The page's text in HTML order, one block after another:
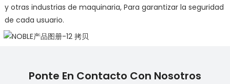
y otras industrias de maquinaria, Para garantizar la seguridad
de cada usuario.
Ponte En Contacto Con Nosotros